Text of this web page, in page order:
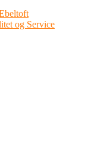
og Service